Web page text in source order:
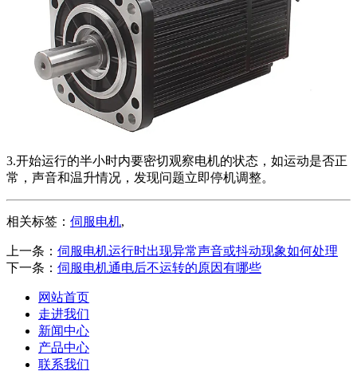
3.开始运行的半小时内要密切观察电机的状态，如运动是否正
常，声音和温升情况，发现问题立即停机调整。
相关标签： 伺服电机,
上一条： 伺服电机运行时出现异常声音或抖动现象如何处理
下一条： 伺服电机通电后不运转的原因有哪些
网站首页
走进我们
新闻中心
产品中心
联系我们